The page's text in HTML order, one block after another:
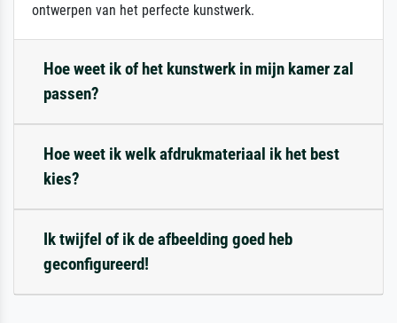
ontwerpen van het perfecte kunstwerk.
Hoe weet ik of het kunstwerk in mijn kamer zal
passen?
Hoe weet ik welk afdrukmateriaal ik het best
kies?
Ik twijfel of ik de afbeelding goed heb
geconfigureerd!